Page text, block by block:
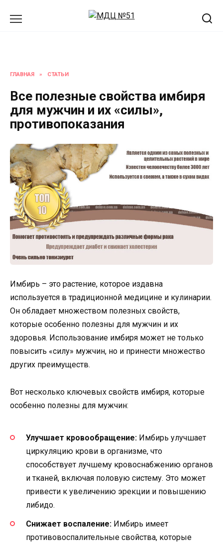
ГЛАВНАЯ » СТАТЬИ
Все полезные свойства имбиря
для мужчин и их «силы»,
противопоказания
Имбирь – это растение, которое издавна
используется в традиционной медицине и кулинарии.
Он обладает множеством полезных свойств,
которые особенно полезны для мужчин и их
здоровья. Использование имбиря может не только
повысить «силу» мужчин, но и принести множество
других преимуществ.
Вот несколько ключевых свойств имбиря, которые
особенно полезны для мужчин:
Улучшает кровообращение: Имбирь улучшает
циркуляцию крови в организме, что
способствует лучшему кровоснабжению органов
и тканей, включая половую систему. Это может
привести к увеличению эрекции и повышению
либидо.
Снижает воспаление: Имбирь имеет
противовоспалительные свойства, которые